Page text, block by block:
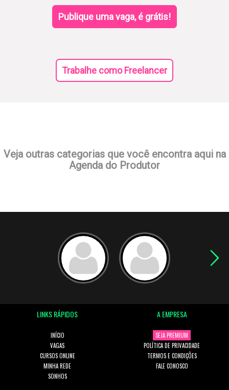
Publique uma vaga, é grátis!
Trabalhe como Freelancer
Veja outras categorias que você encontra aqui na
Agenda do Produtor
LINKS RÁPIDOS
INÍCIO
VAGAS
CURSOS ONLINE
MINHA REDE
SONHOS
A EMPRESA
SEJA PREMIUM
POLÍTICA DE PRIVACIDADE
TERMOS E CONDIÇÕES
FALE CONOSCO